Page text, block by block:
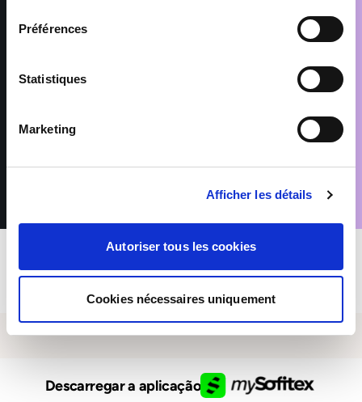
Préférences
Statistiques
Marketing
Afficher les détails
Autoriser tous les cookies
Cookies nécessaires uniquement
consigo. Tem direitos sobre esses dados pessoais. Para os
Descarregar a aplicação